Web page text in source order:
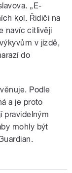
„E-
kol. Řidiči na
navíc citlivěji
v jízdě,
do
Podle
a je proto
pravidelným
mohly být